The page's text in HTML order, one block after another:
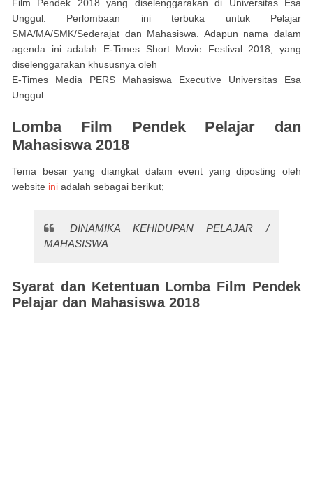
Film Pendek 2018 yang diselenggarakan di Universitas Esa
Unggul. Perlombaan ini terbuka untuk Pelajar
SMA/MA/SMK/Sederajat dan Mahasiswa. Adapun nama dalam
agenda ini adalah E-Times Short Movie Festival 2018, yang
diselenggarakan khususnya oleh
E-Times Media PERS Mahasiswa Executive Universitas Esa
Unggul.
Lomba Film Pendek Pelajar dan
Mahasiswa 2018
Tema besar yang diangkat dalam event yang diposting oleh
website ini adalah sebagai berikut;
DINAMIKA KEHIDUPAN PELAJAR /
MAHASISWA
Syarat dan Ketentuan Lomba Film Pendek
Pelajar dan Mahasiswa 2018